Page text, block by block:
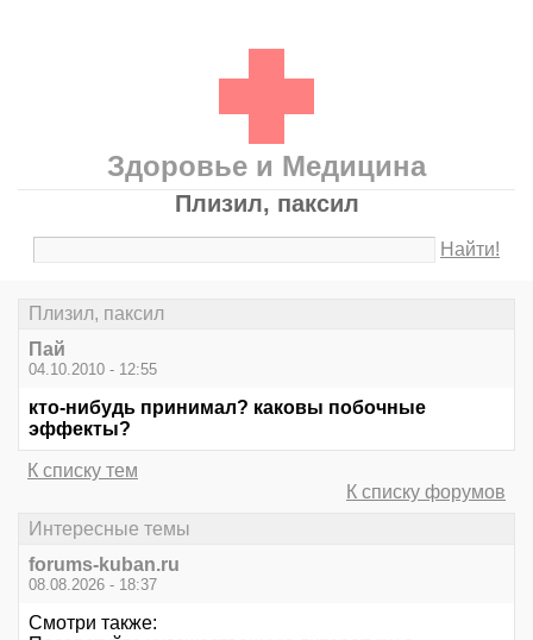
Здоровье и Медицина
Плизил, паксил
Найти!
Плизил, паксил
Пай
04.10.2010 - 12:55
кто-нибудь принимал? каковы побочные
эффекты?
К списку тем
К списку форумов
Интересные темы
forums-kuban.ru
08.08.2026 - 18:37
Смотри также: